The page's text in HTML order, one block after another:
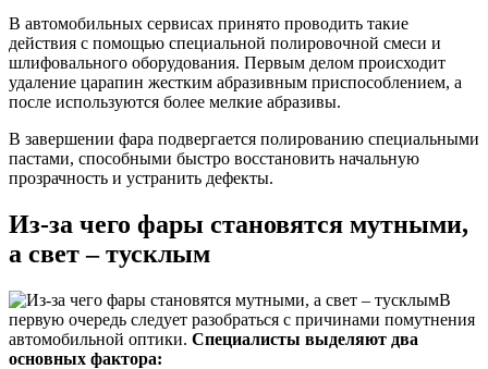
В автомобильных сервисах принято проводить такие
действия с помощью специальной полировочной смеси и
шлифовального оборудования. Первым делом происходит
удаление царапин жестким абразивным приспособлением, а
после используются более мелкие абразивы.
В завершении фара подвергается полированию специальными
пастами, способными быстро восстановить начальную
прозрачность и устранить дефекты.
Из-за чего фары становятся мутными,
а свет – тусклым
В
первую очередь следует разобраться с причинами помутнения
автомобильной оптики. Специалисты выделяют два
основных фактора: